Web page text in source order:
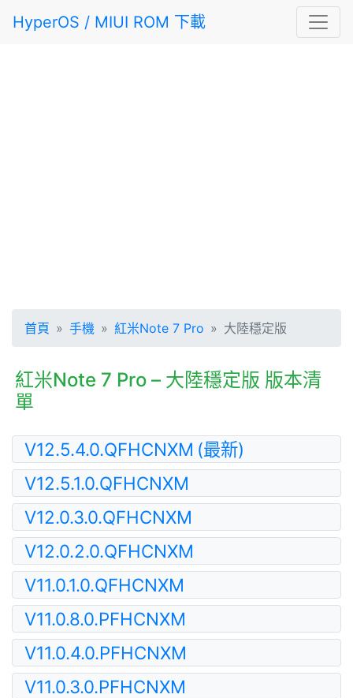
HyperOS / MIUI ROM 下載
首頁 手機 紅米Note 7 Pro 大陸穩定版
紅米Note 7 Pro – 大陸穩定版 版本清
單
V12.5.4.0.QFHCNXM (最新)
V12.5.1.0.QFHCNXM
V12.0.3.0.QFHCNXM
V12.0.2.0.QFHCNXM
V11.0.1.0.QFHCNXM
V11.0.8.0.PFHCNXM
V11.0.4.0.PFHCNXM
V11.0.3.0.PFHCNXM